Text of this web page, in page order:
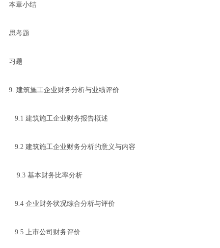
本章小结
思考题
习题
9. 建筑施工企业财务分析与业绩评价
9.1 建筑施工企业财务报告概述
9.2 建筑施工企业财务分析的意义与内容
9.3 基本财务比率分析
9.4 企业财务状况综合分析与评价
9.5 上市公司财务评价